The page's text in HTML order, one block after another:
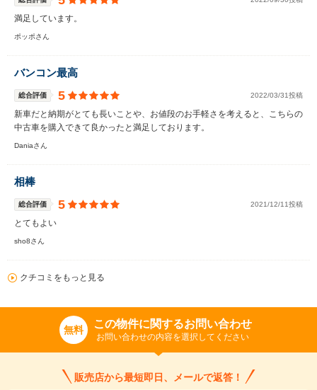
満足しています。
ポッポさん
バンコン最高
総合評価 5 2022/03/31投稿
新車だと納期がとても長いことや、お値段のお手軽さを考えると、こちらの
中古車を購入できて良かったと満足しております。
Daniaさん
相棒
総合評価 5 2021/12/11投稿
とてもよい
sho8さん
クチコミをもっと見る
無料 この物件に関するお問い合わせ
お問い合わせの内容を選択してください
販売店から最短即日、メールで返答！